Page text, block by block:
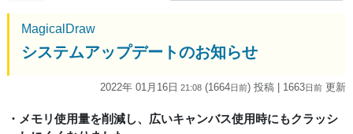
MagicalDraw
システムアップデートのお知らせ
2022年 01月16日 21:08 (1664日前) 投稿 | 1663日前 更新
・メモリ使用量を削減し、広いキャンバス使用時にもクラッシ